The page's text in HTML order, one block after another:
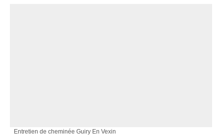
Entretien de cheminée Guiry En Vexin